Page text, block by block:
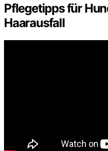
Pflegetipps für
Haarausfall